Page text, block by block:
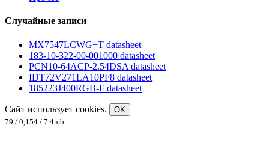
Случайные записи
MX7547LCWG+T datasheet
183-10-322-00-001000 datasheet
PCN10-64ACP-2.54DSA datasheet
IDT72V271LA10PF8 datasheet
185223J400RGB-F datasheet
Сайт использует cookies.
OK
79 / 0,154 / 7.4mb